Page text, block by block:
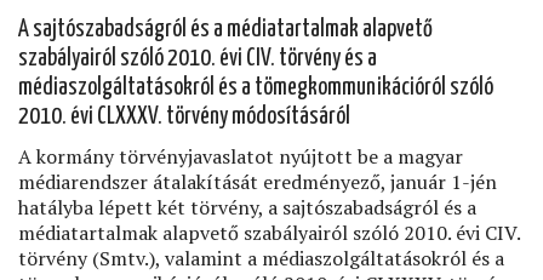
magániskola
fenntartójának)
A sajtószabadságról és a médiatartalmak alapvető
szabályairól szóló 2010. évi CIV. törvény és a
médiaszolgáltatásokról és a tömegkommunikációról szóló
2010. évi CLXXXV. törvény módosításáról
A kormány törvényjavaslatot nyújtott be a magyar
médiarendszer átalakítását eredményező, január 1-jén
hatályba lépett két törvény, a sajtószabadságról és a
médiatartalmak alapvető szabályairól szóló 2010. évi CIV.
törvény (Smtv.), valamint a médiaszolgáltatásokról és a